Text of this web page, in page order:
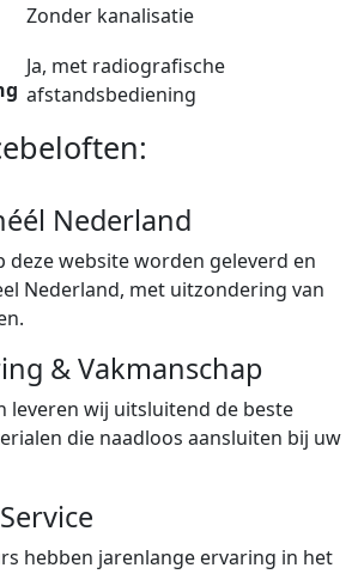
Zonder kanalisatie
Ja, met radiografische
afstandsbediening
Nederland
deze website worden geleverd en
Nederland, met uitzondering van
& Vakmanschap
leveren wij uitsluitend de beste
die naadloos aansluiten bij uw
hebben jarenlange ervaring in het